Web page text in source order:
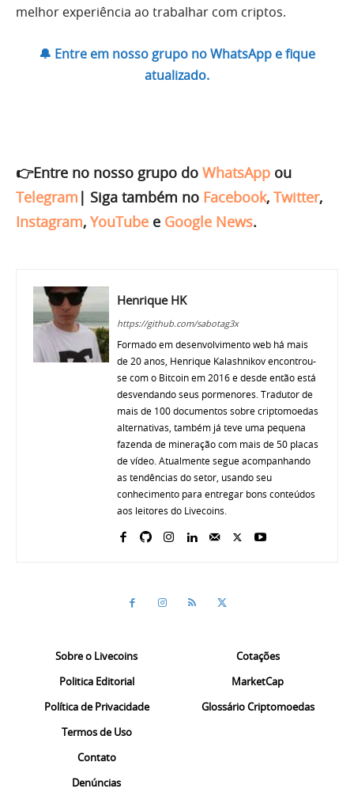
melhor experiência ao trabalhar com criptos.
🔔 Entre em nosso grupo no WhatsApp e fique
atualizado.
👉Entre no nosso grupo do WhatsApp ou
Telegram | Siga também no Facebook, Twitter,
Instagram, YouTube e Google News.
Henrique HK
https://github.com/sabotag3x
Formado em desenvolvimento web há mais
de 20 anos, Henrique Kalashnikov encontrou-
se com o Bitcoin em 2016 e desde então está
desvendando seus pormenores. Tradutor de
mais de 100 documentos sobre criptomoedas
alternativas, também já teve uma pequena
fazenda de mineração com mais de 50 placas
de vídeo. Atualmente segue acompanhando
as tendências do setor, usando seu
conhecimento para entregar bons conteúdos
aos leitores do Livecoins.
Sobre o Livecoins
Politica Editorial
Política de Privacidade
Termos de Uso
Contato
Denúncias
Cotações
MarketCap
Glossário Criptomoedas